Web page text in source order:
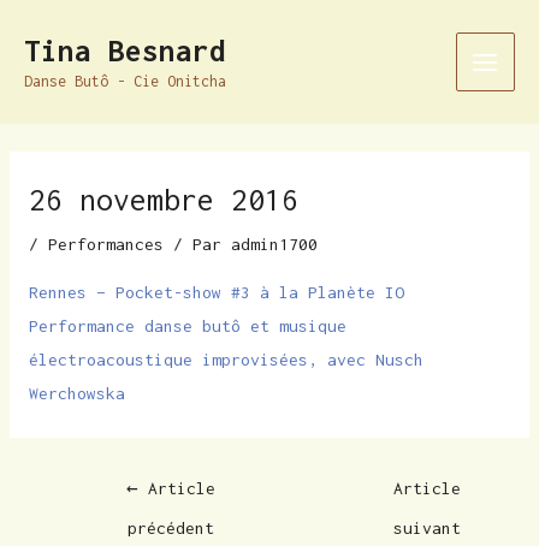
contenu
Tina Besnard
Danse Butô - Cie Onitcha
Main
26 novembre 2016
/ Performances / Par admin1700
Rennes – Pocket-show #3 à la Planète IO
Performance danse butô et musique
électroacoustique improvisées, avec Nusch
Werchowska
des
articles
← Article
précédent
Article
suivant